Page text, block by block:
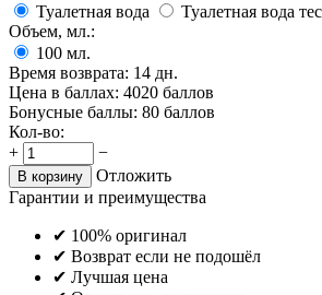
Туалетная вода
Туалетная вода
Объем, мл.:
100 мл.
Время возврата: 14 дн.
Цена в баллах: 4020 баллов
Бонусные баллы: 80 баллов
Кол-во:
+
−
В корзину
Отложить
Гарантии и преимущества
✔ 100% оригинал
✔ Возврат если не подошёл
✔ Лучшая цена